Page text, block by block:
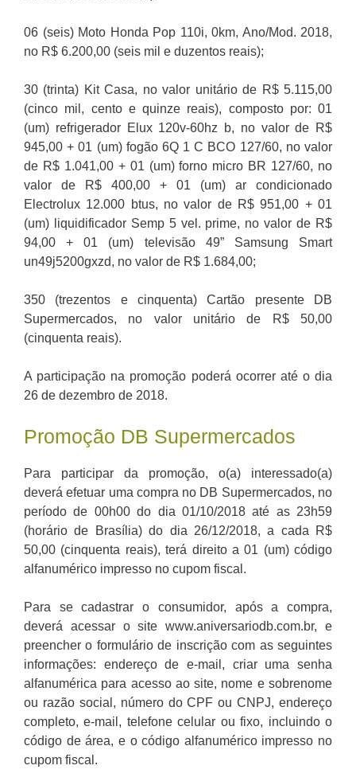
06 (seis) Moto Honda Pop 110i, 0km, Ano/Mod. 2018,
no R$ 6.200,00 (seis mil e duzentos reais);
30 (trinta) Kit Casa, no valor unitário de R$ 5.115,00
(cinco mil, cento e quinze reais), composto por: 01
(um) refrigerador Elux 120v-60hz b, no valor de R$
945,00 + 01 (um) fogão 6Q 1 C BCO 127/60, no valor
de R$ 1.041,00 + 01 (um) forno micro BR 127/60, no
valor de R$ 400,00 + 01 (um) ar condicionado
Electrolux 12.000 btus, no valor de R$ 951,00 + 01
(um) liquidificador Semp 5 vel. prime, no valor de R$
94,00 + 01 (um) televisão 49” Samsung Smart
un49j5200gxzd, no valor de R$ 1.684,00;
350 (trezentos e cinquenta) Cartão presente DB
Supermercados, no valor unitário de R$ 50,00
(cinquenta reais).
A participação na promoção poderá ocorrer até o dia
26 de dezembro de 2018.
Promoção DB Supermercados
Para participar da promoção, o(a) interessado(a)
deverá efetuar uma compra no DB Supermercados, no
período de 00h00 do dia 01/10/2018 até as 23h59
(horário de Brasília) do dia 26/12/2018, a cada R$
50,00 (cinquenta reais), terá direito a 01 (um) código
alfanumérico impresso no cupom fiscal.
Para se cadastrar o consumidor, após a compra,
deverá acessar o site www.aniversariodb.com.br, e
preencher o formulário de inscrição com as seguintes
informações: endereço de e-mail, criar uma senha
alfanumérica para acesso ao site, nome e sobrenome
ou razão social, número do CPF ou CNPJ, endereço
completo, e-mail, telefone celular ou fixo, incluindo o
código de área, e o código alfanumérico impresso no
cupom fiscal.